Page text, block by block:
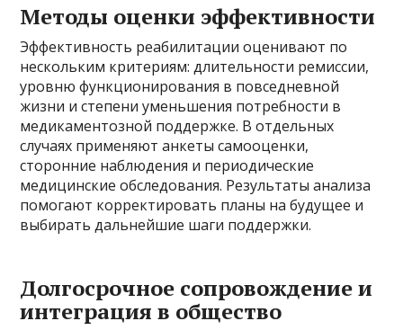
Методы оценки эффективности
Эффективность реабилитации оценивают по
нескольким критериям: длительности ремиссии,
уровню функционирования в повседневной
жизни и степени уменьшения потребности в
медикаментозной поддержке. В отдельных
случаях применяют анкеты самооценки,
сторонние наблюдения и периодические
медицинские обследования. Результаты анализа
помогают корректировать планы на будущее и
выбирать дальнейшие шаги поддержки.
Долгосрочное сопровождение и
интеграция в общество